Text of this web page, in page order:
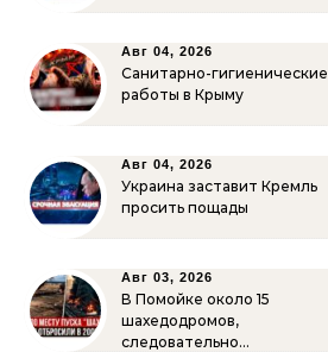
Авг 04, 2026
Санитарно-гигиенические
работы в Крыму
Авг 04, 2026
Украина заставит Кремль
просить пощады
Авг 03, 2026
В Помойке около 15
шахедодромов,
следовательно…